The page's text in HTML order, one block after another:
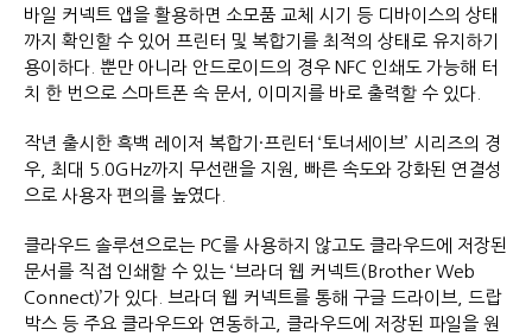
바일 커넥트 앱을 활용하면 소모품 교체 시기 등 디바이스의 상태
까지 확인할 수 있어 프린터 및 복합기를 최적의 상태로 유지하기
용이하다. 뿐만 아니라 안드로이드의 경우 NFC 인쇄도 가능해 터
치 한 번으로 스마트폰 속 문서, 이미지를 바로 출력할 수 있다.
작년 출시한 흑백 레이저 복합기·프린터 ‘토너세이브’ 시리즈의 경
우, 최대 5.0GHz까지 무선랜을 지원, 빠른 속도와 강화된 연결성
으로 사용자 편의를 높였다.
클라우드 솔루션으로는 PC를 사용하지 않고도 클라우드에 저장된
문서를 직접 인쇄할 수 있는 ‘브라더 웹 커넥트(Brother Web
Connect)’가 있다. 브라더 웹 커넥트를 통해 구글 드라이브, 드랍
박스 등 주요 클라우드와 연동하고, 클라우드에 저장된 파일을 원